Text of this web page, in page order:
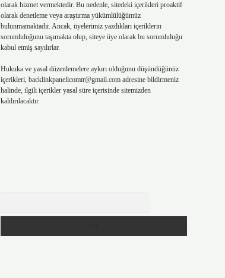
olarak hizmet vermektedir. Bu nedenle, sitedeki içerikleri proaktif
olarak denetleme veya araştırma yükümlülüğümüz
bulunmamaktadır. Ancak, üyelerimiz yazdıkları içeriklerin
sorumluluğunu taşımakta olup, siteye üye olarak bu sorumluluğu
kabul etmiş sayılırlar.
Hukuka ve yasal düzenlemelere aykırı olduğunu düşündüğünüz
içerikleri, backlinkpanelicomtr@gmail.comadresine bildirmeniz
halinde, ilgili içerikler yasal süre içerisinde sitemizden
kaldırılacaktır.